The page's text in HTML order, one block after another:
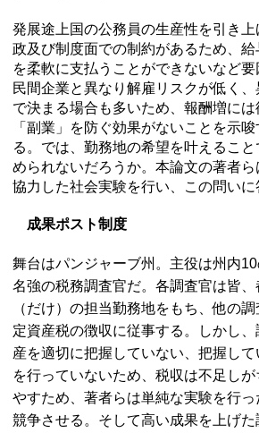
発展途上国の公務員の生産性を引き
政及び制度面での制約があるため、
を柔軟に支払うことができないなど要
民間企業と異なり解雇リスクが低く
で決まる場合も多いため、報酬増に
「副業」を防ぐ効果がないことを示
る。では、勤務地の希望を叶えるこ
められないだろうか。本論文の著者
協力した社会実験を行い、この問いに
成果ポスト制度
舞台はパンジャーブ州。主役は州内
名強の税務調査官だ。各調査官は皆
（だけ）の担当勤務地をもち、他の
定資産税の徴収に従事する。しかし
産を適切に把握していない、把握し
を行っていないため、税収は不足し
やすため、著者らは単純な実験を行
競争させる。そして高い成果を上げ